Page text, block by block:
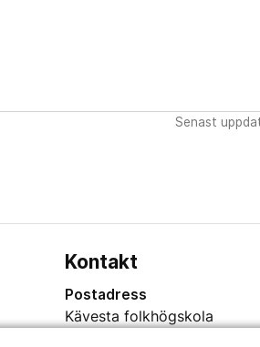
Senast
Kontakt
Postadress
Kävesta folkhögskola